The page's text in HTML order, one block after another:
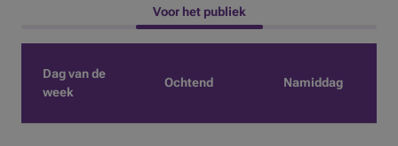
Voor het publiek
Dag van de
week
Ochtend Namiddag